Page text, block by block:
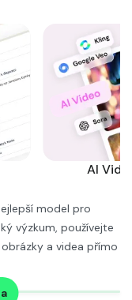
AI
model pro
výzkum, používejte
a videa přímo